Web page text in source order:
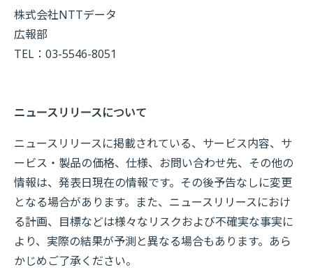
株式会社NTTデータ
広報部
TEL：03-5546-8051
ニュースリリースについて
ニュースリリースに掲載されている、サービス内容、サ
ービス・製品の価格、仕様、お問い合わせ先、その他の
情報は、発表日現在の情報です。その後予告なしに変更
となる場合があります。また、ニュースリリースにおけ
る計画、目標などは様々なリスクおよび不確実な事実に
より、実際の結果が予測と異なる場合もあります。あら
かじめご了承ください。